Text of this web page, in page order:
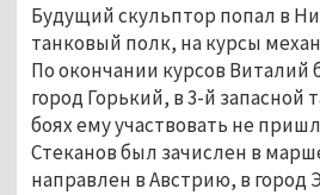
Будущий скульптор попал в
танковый полк, на курсы
По окончании курсов Виталий
город Горький, в 3-й запасной
боях ему участвовать не
Стеканов был зачислен в
направлен в Австрию, в город